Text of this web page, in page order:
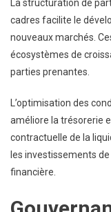
La structuration de
cadres facilite le
nouveaux marchés.
écosystèmes de
parties prenantes.
L’optimisation des
améliore la trésorerie
contractuelle de la
les investissements
financière.